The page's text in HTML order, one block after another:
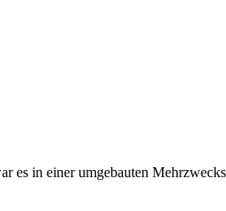
es in einer umgebauten